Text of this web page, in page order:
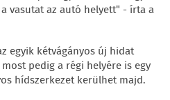
vasutat az autó helyett" - írta a
egyik kétvágányos új hidat
pedig a régi helyére is egy
hídszerkezet kerülhet majd.